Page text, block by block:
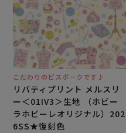
こだわりのビスポークです♪
リバティプリント メルスリ
ー＜01IV3＞生地 （ホビー
ラホビーレオリジナル）202
6SS★復刻色